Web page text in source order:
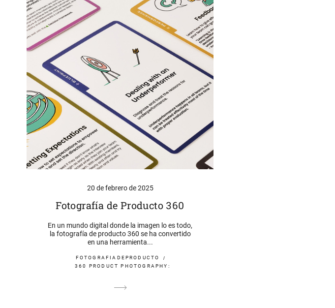
20 de febrero de 2025
Fotografía de Producto 360
En un mundo digital donde la imagen lo es todo,
la fotografía de producto 360 se ha convertido
en una herramienta...
FOTOGRAFIADEPRODUCTO
360 PRODUCT PHOTOGRAPHY: